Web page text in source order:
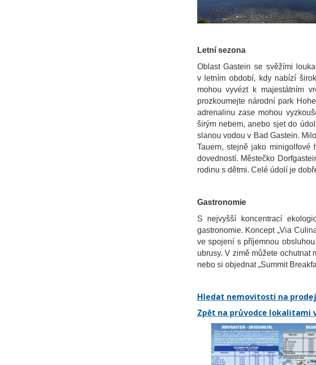
Letní sezona
Oblast Gastein se svěžími
v letním období, kdy nabízí
mohou vyvézt k majestátním
prozkoumejte národní park
adrenalinu zase mohou
širým nebem, anebo sjet do
slanou vodou v Bad Gastein.
Tauern, stejně jako
dovedností. Městečko
rodinu s dětmi. Celé údolí je
Gastronomie
S nejvyšší koncentrací
gastronomie. Koncept „Via
ve spojení s příjemnou
ubrusy. V zimě můžete ochutnat
nebo si objednat „Summit
Hledat nemovitosti na prodej
Zpět na průvodce lokalitami